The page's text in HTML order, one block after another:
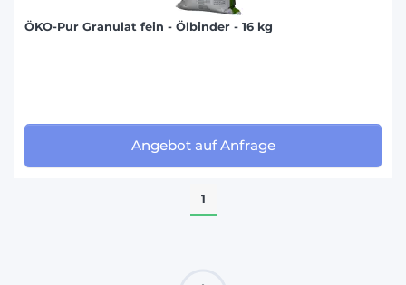
ÖKO-Pur Granulat fein - Ölbinder - 16 kg
Angebot auf Anfrage
1